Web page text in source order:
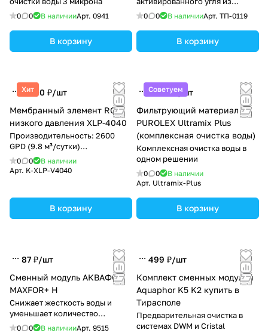
0 0 В наличииАрт. 0941
В корзину
антрацита (100%)
0 0 В наличииАрт. ТП-0119
В корзину
Хит
2 990 ₽/шт
Мембранный элемент RO
низкого давления XLP-4040
Производительность: 2600
GPD (9.8 м³/сутки)
Обеспечивает высокое
качество воды.
0 0
В наличии
Арт. K-XLP-V4040
В корзину
Советуем
2 993 ₽/ шт
Фильтрующий материал
PUROLEX Ultramix Plus
(комплексная очистка воды)
Комплексная очистка воды в
одном решении
0 0
В наличии
Арт. Ultramix-Plus
В корзину
87 ₽/шт
Сменный модуль АКВАФОР
MAXFOR+ H
Снижает жесткость воды и
уменьшает количество
примесей в водопроводной
0 0 В наличииАрт. 9515
499 ₽/шт
Комплект сменных модулей
Aquaphor K5 K2 купить в
Тирасполе
Предварительная очистка в
системах DWM и Cristal